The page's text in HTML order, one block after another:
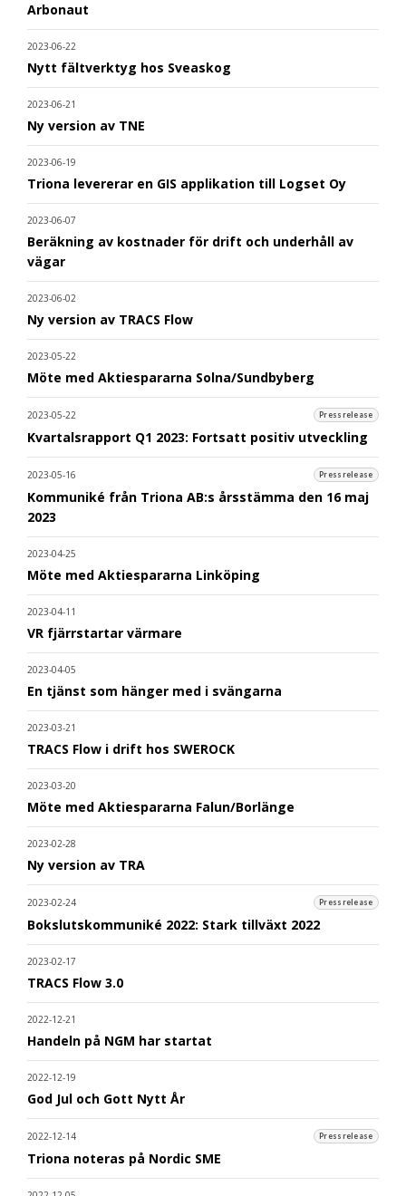
Arbonaut
2023-06-22
Nytt fältverktyg hos Sveaskog
2023-06-21
Ny version av TNE
2023-06-19
Triona levererar en GIS applikation till Logset Oy
2023-06-07
Beräkning av kostnader för drift och underhåll av
vägar
2023-06-02
Ny version av TRACS Flow
2023-05-22
Möte med Aktiespararna Solna/Sundbyberg
2023-05-22 Pressrelease
Kvartalsrapport Q1 2023: Fortsatt positiv utveckling
2023-05-16 Pressrelease
Kommuniké från Triona AB:s årsstämma den 16 maj
2023
2023-04-25
Möte med Aktiespararna Linköping
2023-04-11
VR fjärrstartar värmare
2023-04-05
En tjänst som hänger med i svängarna
2023-03-21
TRACS Flow i drift hos SWEROCK
2023-03-20
Möte med Aktiespararna Falun/Borlänge
2023-02-28
Ny version av TRA
2023-02-24 Pressrelease
Bokslutskommuniké 2022: Stark tillväxt 2022
2023-02-17
TRACS Flow 3.0
2022-12-21
Handeln på NGM har startat
2022-12-19
God Jul och Gott Nytt År
2022-12-14 Pressrelease
Triona noteras på Nordic SME